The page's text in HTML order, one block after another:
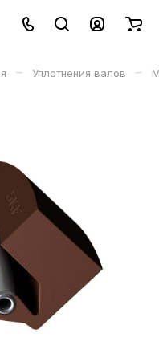
– Уплотнения валов –